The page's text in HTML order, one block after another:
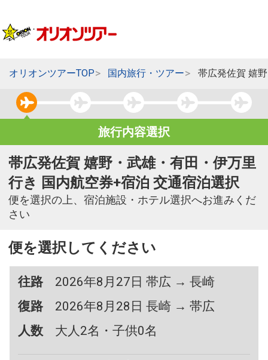
オリオンツアーTOP 国内旅行・ツアー 帯広発佐賀 嬉
旅行内容選択
帯広発佐賀 嬉野・武雄・有田・伊万里
行き 国内航空券+宿泊 交通宿泊選択
便を選択の上、宿泊施設・ホテル選択へお進みくだ
さい
便を選択してください
往路
2026年8月27日 帯広 → 長崎
復路
2026年8月28日 長崎 → 帯広
人数
大人2名・子供0名